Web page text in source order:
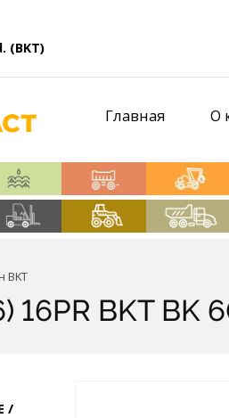
(BKT)
Главная О
BKT
16PR BKT BK
/